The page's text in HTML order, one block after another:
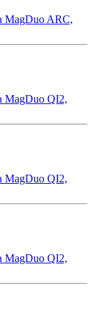
MagDuo ARC,
MagDuo QI2,
MagDuo QI2,
MagDuo QI2,